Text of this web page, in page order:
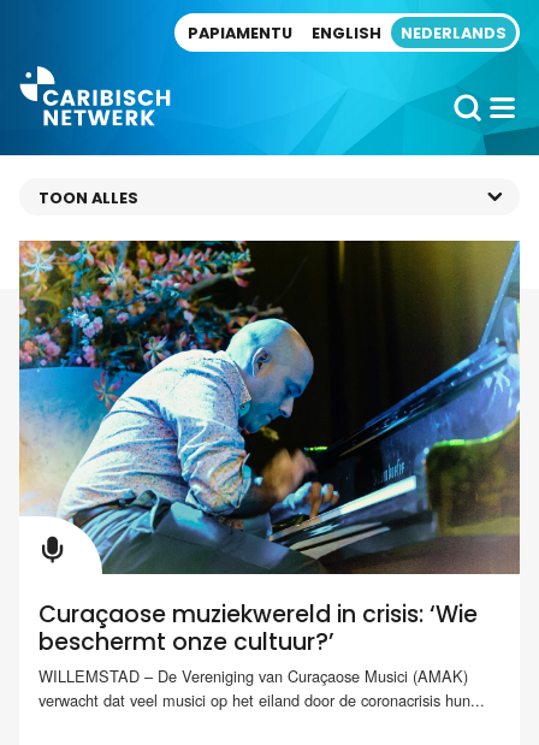
PAPIAMENTU ENGLISH NEDERLANDS
Curaçaose muziekwereld in crisis: ‘Wie
beschermt onze cultuur?’
WILLEMSTAD – De Vereniging van Curaçaose Musici (AMAK)
verwacht dat veel musici op het eiland door de coronacrisis hun...